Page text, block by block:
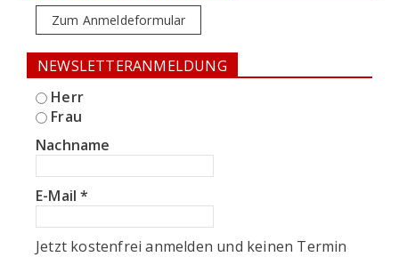
Zum Anmeldeformular
NEWSLETTERANMELDUNG
Herr
Frau
Nachname
E-Mail*
Jetzt kostenfrei anmelden und keinen Termin